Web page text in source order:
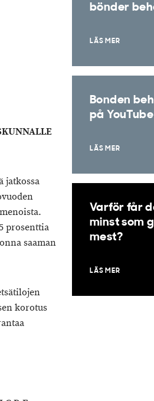
jatkossa
prosenttia
saaman
korotus
bönder
LÄS MER
Bonden
på YouTube
LÄS MER
Varför får
minst som
mest?
LÄS MER